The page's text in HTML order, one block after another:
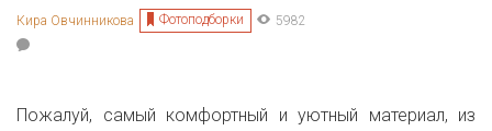
Кира Овчинникова Фотоподборки 5982
Пожалуй, самый комфортный и уютный материал, из